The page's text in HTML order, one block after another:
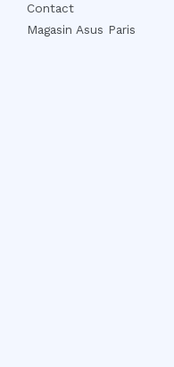
Contact
Magasin Asus Paris